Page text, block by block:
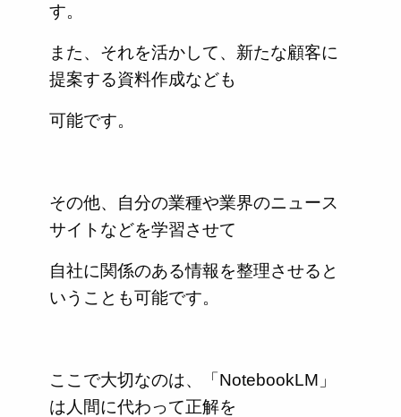
す。
また、それを活かして、新たな顧客に
提案する資料作成なども
可能です。
その他、自分の業種や業界のニュース
サイトなどを学習させて
自社に関係のある情報を整理させると
いうことも可能です。
ここで大切なのは、「NotebookLM」
は人間に代わって正解を